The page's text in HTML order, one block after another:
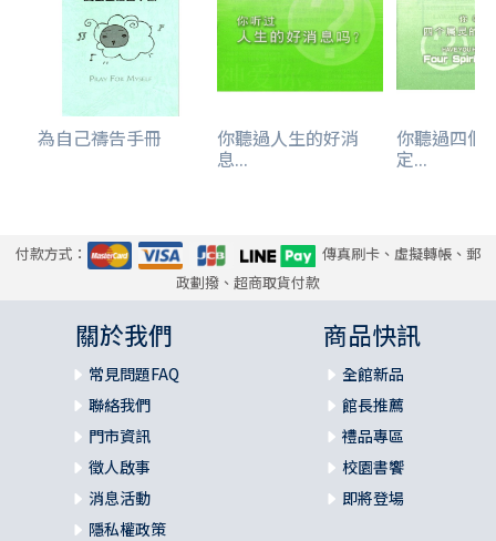
為自己禱告手冊 你聽過人生的好消
息...
你聽過四個
定...
付款方式：
傳真刷卡、虛擬轉帳、郵
政劃撥、超商取貨付款
關於我們
常見問題FAQ
聯絡我們
門市資訊
徵人啟事
消息活動
隱私權政策
商品快訊
全館新品
館長推薦
禮品專區
校園書饗
即將登場